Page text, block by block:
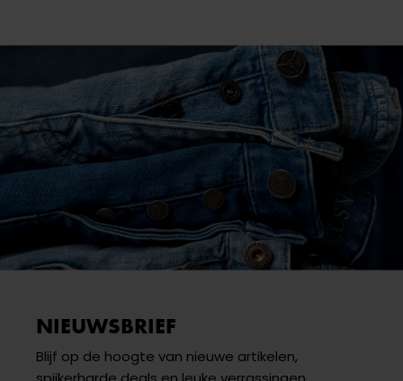
NIEUWSBRIEF
Blijf op de hoogte van nieuwe artikelen,